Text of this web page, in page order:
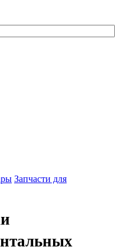
Запчасти для